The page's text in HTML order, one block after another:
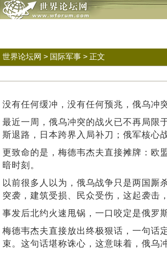
世界论坛网 > 国际军事 > 正文
没有任何缓冲，没有任何预兆，俄乌冲
最近一周，俄乌冲突的战火已不再局限
斯退路，日本跨界入局补刀；俄军核心
更致命的是，梅德韦杰夫直接摊牌：欧
暗时刻。
以前很多人以为，俄乌战争只是两国厮
突袭，建筑受损、民众受伤，这起袭击
事发后北约火速甩锅，一口咬定是俄罗
梅德韦杰夫直接放出终极狠话，一句话
束。这句话堪称诛心，这意味着，俄乌